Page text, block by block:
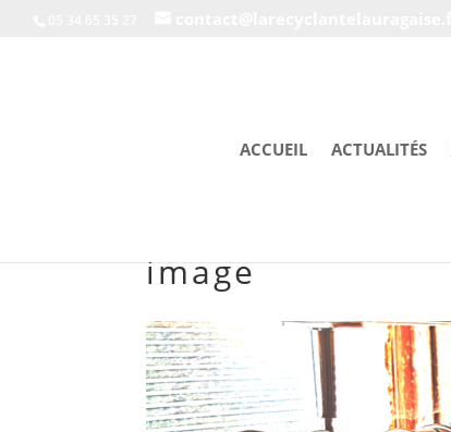
ACCUEIL ACTUALITÉS
image